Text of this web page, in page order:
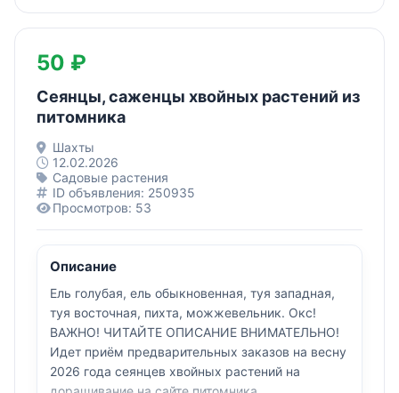
50 ₽
Сеянцы, саженцы хвойных растений из
питомника
Шахты
12.02.2026
Садовые растения
ID объявления: 250935
Просмотров: 53
Описание
Ель голубая, ель обыкновенная, туя западная,
туя восточная, пихта, можжевельник. Окс!
ВАЖНО! ЧИТАЙТЕ ОПИСАНИЕ ВНИМАТЕЛЬНО!
Идет приём предварительных заказов на весну
2026 года сеянцев хвойных растений на